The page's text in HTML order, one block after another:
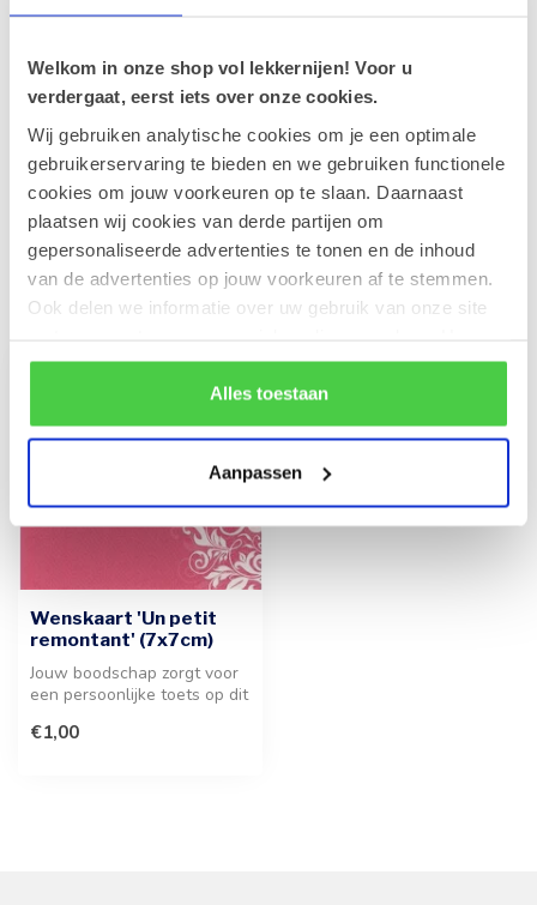
Welkom in onze shop vol lekkernijen! Voor u
verdergaat, eerst iets over onze cookies.
Wij gebruiken analytische cookies om je een optimale
gebruikerservaring te bieden en we gebruiken functionele
cookies om jouw voorkeuren op te slaan. Daarnaast
plaatsen wij cookies van derde partijen om
gepersonaliseerde advertenties te tonen en de inhoud
van de advertenties op jouw voorkeuren af te stemmen.
Ook delen we informatie over uw gebruik van onze site
rekening mee dat als je bepaalde cookies blokkeert, het
de correcte werking van de website kan verstoren.
Alles toestaan
Aanpassen
Op voorraad
Leonidas Rode Juwelendoos
Op voorraad
€41,90
Recent bekeken
Wenskaart 'Un petit
remontant' (7x7cm)
Jouw boodschap zorgt voor
een persoonlijke toets op dit
€1,00